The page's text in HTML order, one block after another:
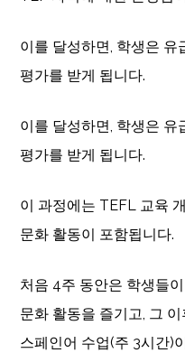
이를 달성하면, 학생은 유
평가를 받게 됩니다.
이를 달성하면, 학생은 유
평가를 받게 됩니다.
이 과정에는 TEFL 교육
문화 활동이 포함됩니다.
처음 4주 동안은 학생들
문화 활동을 즐기고, 그
스페인어 수업(주 3시간)